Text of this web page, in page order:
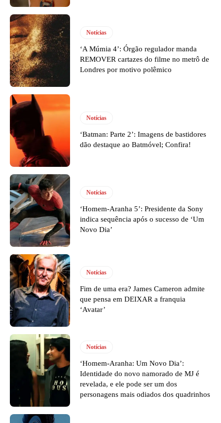
Notícias
‘A Múmia 4’: Órgão regulador manda
REMOVER cartazes do filme no metrô de
Londres por motivo polêmico
Notícias
‘Batman: Parte 2’: Imagens de bastidores
dão destaque ao Batmóvel; Confira!
Notícias
‘Homem-Aranha 5’: Presidente da Sony
indica sequência após o sucesso de ‘Um
Novo Dia’
Notícias
Fim de uma era? James Cameron admite
que pensa em DEIXAR a franquia
‘Avatar’
Notícias
‘Homem-Aranha: Um Novo Dia’:
Identidade do novo namorado de MJ é
revelada, e ele pode ser um dos
personagens mais odiados dos quadrinhos